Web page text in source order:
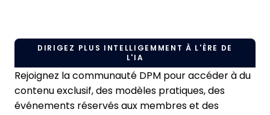
DIRIGEZ PLUS INTELLIGEMMENT À L'ÈRE DE
L'IA
Rejoignez la communauté DPM pour accéder à du
contenu exclusif, des modèles pratiques, des
événements réservés aux membres et des